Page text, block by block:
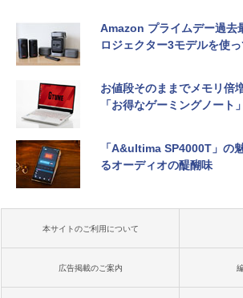
Amazon プライムデー過去
ロジェクター3モデルを使
お値段そのままでメモリ倍
「お得なゲーミングノート」
「A&ultima SP4000T」の
るオーディオの醍醐味
本サイトのご利用について
広告掲載のご案内